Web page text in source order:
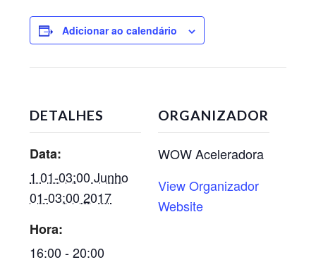
Adicionar ao calendário
DETALHES
Data:
1 01-03:00 Junho
01-03:00 2017
Hora:
16:00 - 20:00
ORGANIZADOR
WOW Aceleradora
View Organizador
Website